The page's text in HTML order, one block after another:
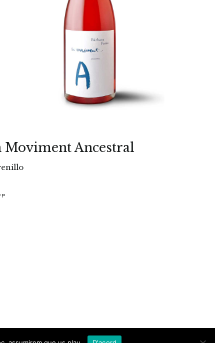
Moviment Ancestral